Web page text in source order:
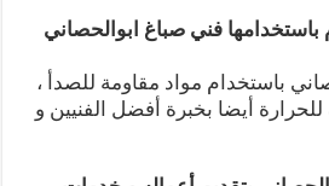
باستخدامها فني صباغ ابوالحصاني
باستخدام مواد مقاومة للصدأ ،
للحرارة أيضا بخبرة أفضل الفنيين و